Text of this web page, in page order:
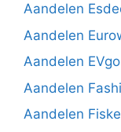
Aandelen
Aandelen
Aandelen
Aandelen
Aandelen